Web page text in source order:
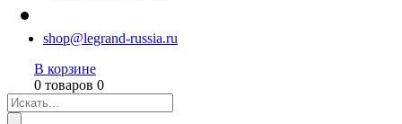
shop@legrand-russia.ru
В корзине
0 товаров 0